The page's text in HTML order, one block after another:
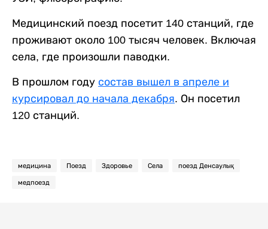
Медицинский поезд посетит 140 станций, где
проживают около 100 тысяч человек. Включая
села, где произошли паводки.
В прошлом году состав вышел в апреле и
курсировал до начала декабря. Он посетил
120 станций.
медицина Поезд Здоровье Села поезд Денсаулық
медпоезд